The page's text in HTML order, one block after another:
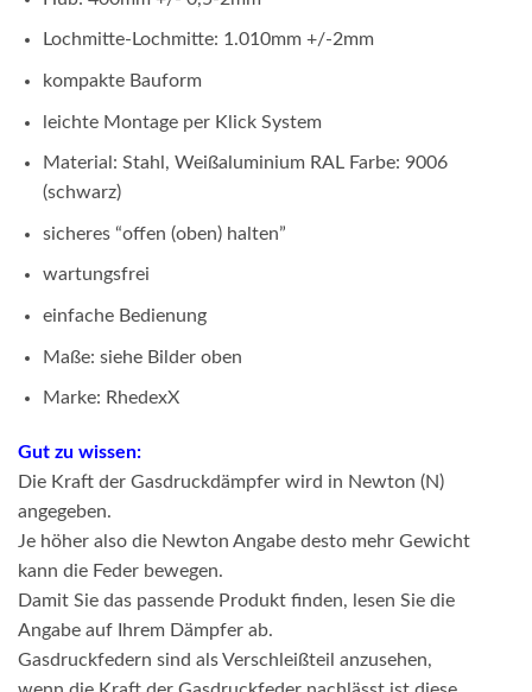
Lochmitte-Lochmitte: 1.010mm +/-2mm
kompakte Bauform
leichte Montage per Klick System
Material: Stahl, Weißaluminium RAL Farbe: 9006
(schwarz)
sicheres “offen (oben) halten”
wartungsfrei
einfache Bedienung
Maße: siehe Bilder oben
Marke: RhedexX
Gut zu wissen:
Die Kraft der Gasdruckdämpfer wird in Newton (N)
angegeben.
Je höher also die Newton Angabe desto mehr Gewicht
kann die Feder bewegen.
Damit Sie das passende Produkt finden, lesen Sie die
Angabe auf Ihrem Dämpfer ab.
Gasdruckfedern sind als Verschleißteil anzusehen,